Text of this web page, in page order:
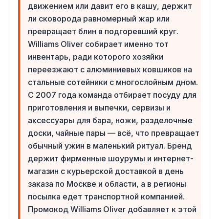
движением или давит его в кашу, держит
ли сковорода равномерный жар или
превращает блин в подгоревший круг.
Williams Oliver собирает именно тот
инвентарь, ради которого хозяйки
переезжают с алюминиевых ковшиков на
стальные сотейники с многослойным дном.
С 2007 года команда отбирает посуду для
приготовления и выпечки, сервизы и
аксессуары для бара, ножи, разделочные
доски, чайные пары — всё, что превращает
обычный ужин в маленький ритуал. Бренд
держит фирменные шоурумы и интернет-
магазин с курьерской доставкой в день
заказа по Москве и области, а в регионы
посылка едет транспортной компанией.
Промокод Williams Oliver добавляет к этой